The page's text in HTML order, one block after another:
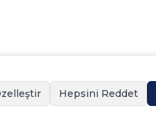
Hepsini Reddet